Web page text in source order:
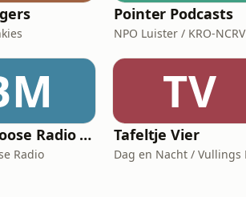
Pointer Podcasts
NPO Luister / KRO-NCRV
Blues Moose Radio (Blues music)
Radio
TV
Tafeltje Vier